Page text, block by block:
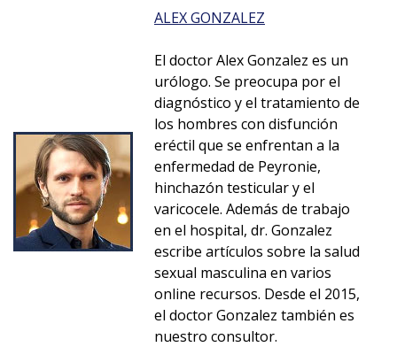
ALEX GONZALEZ
El doctor Alex Gonzalez es un
urólogo. Se preocupa por el
diagnóstico y el tratamiento de
los hombres con disfunción
eréctil que se enfrentan a la
enfermedad de Peyronie,
hinchazón testicular y el
varicocele. Además de trabajo
en el hospital, dr. Gonzalez
escribe artículos sobre la salud
sexual masculina en varios
online recursos. Desde el 2015,
el doctor Gonzalez también es
nuestro consultor.